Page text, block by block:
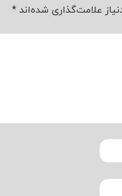
علامت‌گذاری شده‌اند*